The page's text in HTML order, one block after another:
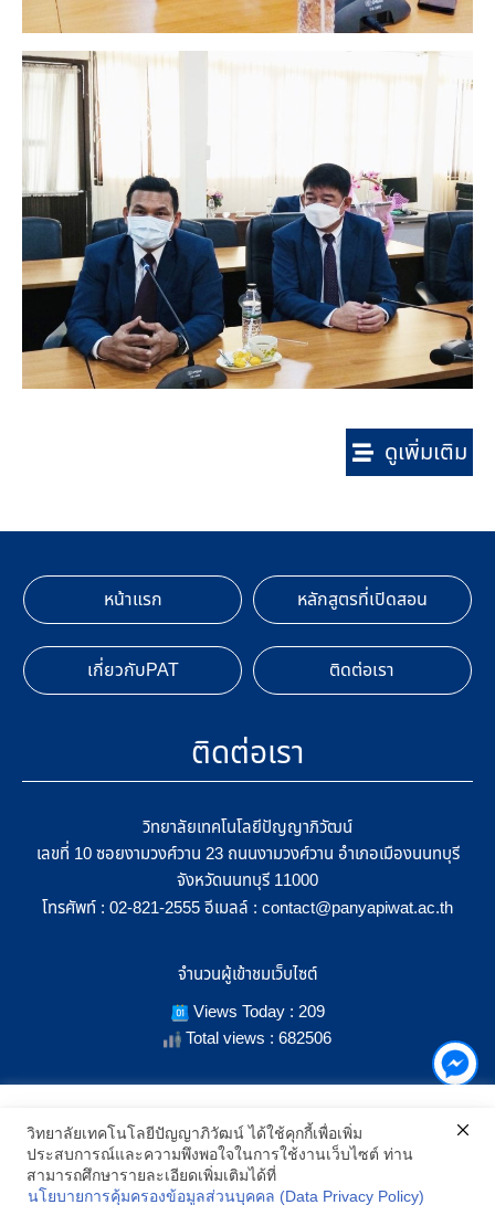
ดูเพิ่มเติม
หน้าแรก หลักสูตรที่เปิดสอน
เกี่ยวกับPAT ติดต่อเรา
ติดต่อเรา
วิทยาลัยเทคโนโลยีปัญญาภิวัฒน์
เลขที่ 10 ซอยงามวงศ์วาน 23 ถนนงามวงศ์วาน อำเภอเมืองนนทบุรี
จังหวัดนนทบุรี 11000
โทรศัพท์ : 02-821-2555 อีเมลล์ : contact@panyapiwat.ac.th
จำนวนผู้เข้าชมเว็บไซต์
Views Today : 209
Total views : 682506
SHOW LOCATION ON MAP
เราใช้คุกกี้เพื่อเพิ่มประสิทธิภาพ และประสบการณ์ที่ดีในการใช้งาน
เว็บไซต์ เมื่อคุณกดยอมรับเราจะสามารถเลือกแสดงสิ่งที่น่าสนใจสำหรับ
คุณได้โดยเฉพาะ และหากคุณต้องการเปลี่ยนการตั้งค่าของคุกกี้
สามารถเลือกตั้งค่าความยินยอมการใช้คุกกี้ได้ โดยคลิก "การตั้งค่า"
วิทยาลัยเทคโนโลยีปัญญาภิวัฒน์ ได้ใช้คุกกี้เพื่อเพิ่ม
ประสบการณ์และความพึงพอใจในการใช้งานเว็บไซต์ ท่าน
สามารถศึกษารายละเอียดเพิ่มเติมได้ที่
นโยบายการคุ้มครองข้อมูลส่วนบุคคล (Data Privacy Policy)